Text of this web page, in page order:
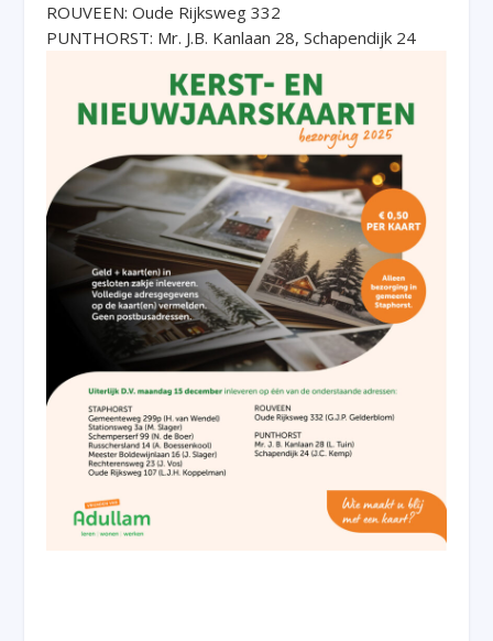
ROUVEEN: Oude Rijksweg 332
PUNTHORST: Mr. J.B. Kanlaan 28, Schapendijk 24